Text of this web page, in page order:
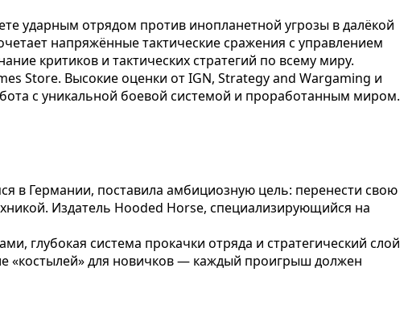
ударным отрядом против инопланетной угрозы в далёкой
напряжённые тактические сражения с управлением
критиков и тактических стратегий по всему миру.
Store. Высокие оценки от IGN, Strategy and Wargaming и
с уникальной боевой системой и проработанным миром.
в Германии, поставила амбициозную цель: перенести свою
Издатель Hooded Horse, специализирующийся на
глубокая система прокачки отряда и стратегический слой
«костылей» для новичков — каждый проигрыш должен